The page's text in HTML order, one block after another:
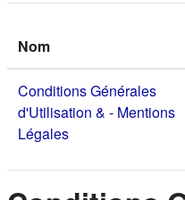
Nom
Conditions Générales
d'Utilisation & - Mentions
Légales